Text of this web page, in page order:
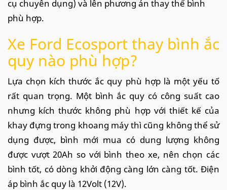
cụ chuyên dụng) và lên phương án thay thế bình
phù hợp.
Xe Ford Ecosport thay bình ắc
quy nào phù hợp?
Lựa chọn kích thước ắc quy phù hợp là một yếu tố
rất quan trọng. Một bình ắc quy có công suất cao
nhưng kích thước không phù hợp với thiết kế của
khay đựng trong khoang máy thì cũng không thể sử
dụng được, bình mới mua có dung lượng không
được vượt 20Ah so với bình theo xe, nên chọn các
bình tốt, có dòng khởi động càng lớn càng tốt. Điện
áp bình ắc quy là 12Volt (12V).